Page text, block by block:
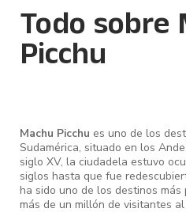
Todo sobre
Picchu
Machu Picchu es uno de los
Sudamérica, situado en los
siglo XV, la ciudadela estuvo
siglos hasta que fue
ha sido uno de los destinos más
más de un millón de visitantes al